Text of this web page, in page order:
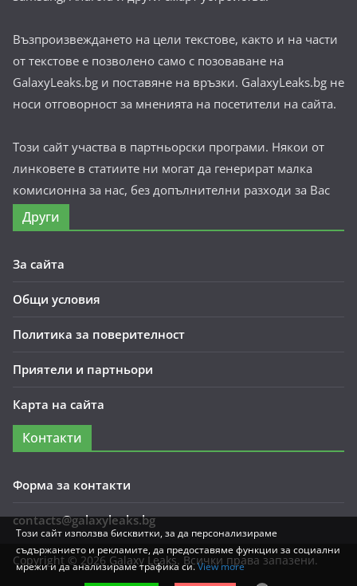
Възпроизвеждането на цели текстове, както и на части
от текстове е позволено само с позоваване на
GalaxyLeaks.bg и поставяне на връзки. GalaxyLeaks.bg не
носи отговорност за мненията на посетители на сайта.
Този сайт участва в партньорски програми. Някои от
линковете в статиите ни могат да генерират малка
комисионна за нас, без допълнителни разходи за Вас
Други
За сайта
Общи условия
Политика за поверителност
Приятели и партньори
Карта на сайта
Контакти
Форма за контакти
contacts@galaxyleaks.bg
Copyright © 2026 Galaxy Leaks. Всички права запазени.
Този сайт използва бисквитки, за да персонализираме
съдържанието и рекламите, да предоставяме функции за социални
мрежи и да анализираме трафика си.View more